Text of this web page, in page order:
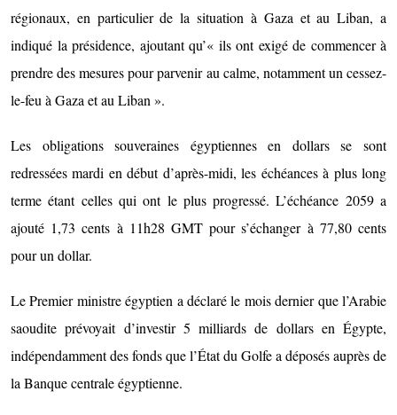
régionaux, en particulier de la situation à Gaza et au Liban, a
indiqué la présidence, ajoutant qu’« ils ont exigé de commencer à
prendre des mesures pour parvenir au calme, notamment un cessez-
le-feu à Gaza et au Liban ».
Les obligations souveraines égyptiennes en dollars se sont
redressées mardi en début d’après-midi, les échéances à plus long
terme étant celles qui ont le plus progressé. L’échéance 2059 a
ajouté 1,73 cents à 11h28 GMT pour s’échanger à 77,80 cents
pour un dollar.
Le Premier ministre égyptien a déclaré le mois dernier que l’Arabie
saoudite prévoyait d’investir 5 milliards de dollars en Égypte,
indépendamment des fonds que l’État du Golfe a déposés auprès de
la Banque centrale égyptienne.